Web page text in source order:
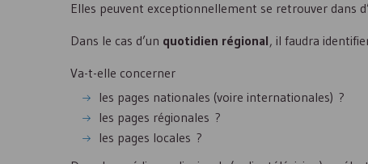
Elles peuvent exceptionnellement se retrouver dans
Dans le cas d’un quotidien régional, il faudra
Va-t-elle concerner
les pages nationales (voire internationales) ?
les pages régionales ?
les pages locales ?